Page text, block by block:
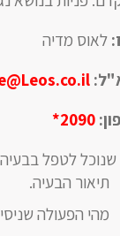
לאוס מדיה
2090*
שנוכל לטפל
תיאור הבעיה.
מהי הפעולה